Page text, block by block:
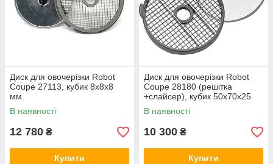
Диск для овочерізки Robot
Coupe 27113, кубик 8х8х8
мм.
В наявності
12 780 ₴
Купити
Диск для овочерізки Robot
Coupe 28180 (решітка
+слайсер), кубик 50х70х25
мм
В наявності
10 300 ₴
Купити